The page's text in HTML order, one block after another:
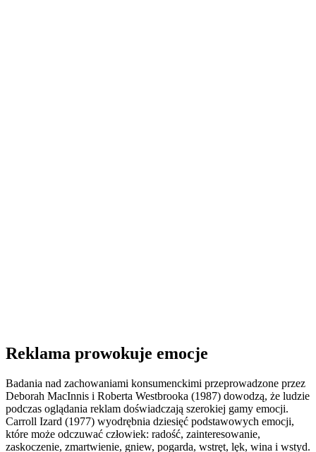
Reklama prowokuje emocje
Badania nad zachowaniami konsumenckimi przeprowadzone przez
Deborah MacInnis i Roberta Westbrooka (1987) dowodzą, że ludzie
podczas oglądania reklam doświadczają szerokiej gamy emocji.
Carroll Izard (1977) wyodrębnia dziesięć podstawowych emocji,
które może odczuwać człowiek: radość, zainteresowanie,
zaskoczenie, zmartwienie, gniew, pogarda, wstręt, lęk, wina i wstyd.